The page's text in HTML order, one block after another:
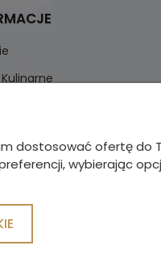
Wrocław
dostosować ofertę
wybierając